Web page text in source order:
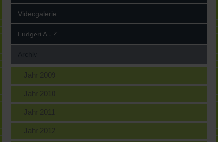
Videogalerie
Ludgeri A - Z
Jahr 2009
Jahr 2010
Jahr 2011
Jahr 2012